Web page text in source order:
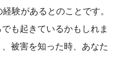
験があるとのことです。
も起きているかもしれま
被害を知った時、あなた